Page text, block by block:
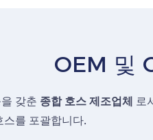
OEM 및
갖춘 종합 호스 제조업체 로
를 포괄합니다.